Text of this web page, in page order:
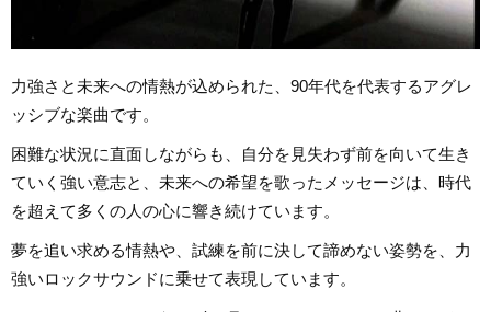
力強さと未来への情熱が込められた、90年代を代表するアグレ
ッシブな楽曲です。
困難な状況に直面しながらも、自分を見失わず前を向いて生き
ていく強い意志と、未来への希望を歌ったメッセージは、時代
を超えて多くの人の心に響き続けています。
夢を追い求める情熱や、試練を前に決して諦めない姿勢を、力
強いロックサウンドに乗せて表現しています。